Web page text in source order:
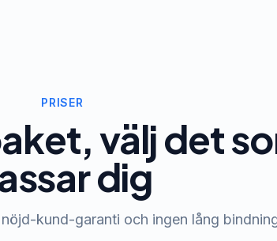
PRISER
välj det
dig
kund-garanti och ingen lång